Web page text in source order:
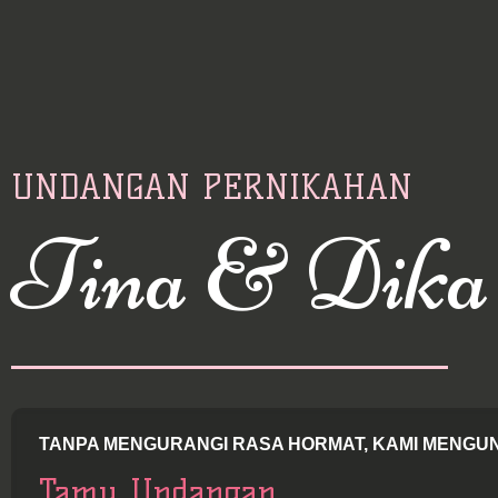
UNDANGAN PERNIKAHAN
Tina & Dika
TANPA MENGURANGI RASA HORMAT, KAMI